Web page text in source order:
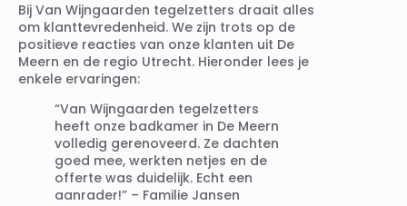
Bij Van Wijngaarden tegelzetters draait alles
om klanttevredenheid. We zijn trots op de
positieve reacties van onze klanten uit De
Meern en de regio Utrecht. Hieronder lees je
enkele ervaringen:
“Van Wijngaarden tegelzetters
heeft onze badkamer in De Meern
volledig gerenoveerd. Ze dachten
goed mee, werkten netjes en de
offerte was duidelijk. Echt een
aanrader!” – Familie Jansen